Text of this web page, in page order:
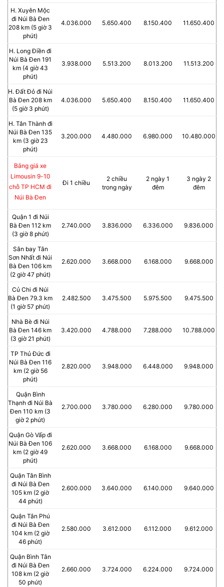
H. Xuyên Mộc
đi Núi Bà Đen
208 km (5 giờ 3
phút)
4.036.000 5.650.400 8.150.400 11.650.400
H. Long Điền đi
Núi Bà Đen 191
km (4 giờ 43
phút)
3.938.000 5.513.200 8.013.200 11.513.200
H. Đất Đỏ đi Núi
Bà Đen 208 km
(5 giờ 3 phút)
4.036.000 5.650.400 8.150.400 11.650.400
H. Tân Thành đi
Núi Bà Đen 135
km (3 giờ 23
phút)
3.200.000 4.480.000 6.980.000 10.480.000
Bảng giá xe
Limousin 9-10
chỗ TP HCM đi
Núi Bà Đen
Đi 1 chiều
2 chiều
trong ngày
2 ngày 1
đêm
3 ngày 2
đêm
Quận 1 đi Núi
Bà Đen 112 km
(3 giờ 8 phút)
2.740.000 3.836.000 6.336.000 9.836.000
Sân bay Tân
Sơn Nhất đi Núi
Bà Đen 106 km
(2 giờ 47 phút)
2.620.000 3.668.000 6.168.000 9.668.000
Củ Chi đi Núi
Bà Đen 79.3 km
(1 giờ 57 phút)
2.482.500 3.475.500 5.975.500 9.475.500
Nhà Bè đi Núi
Bà Đen 146 km
(3 giờ 21 phút)
3.420.000 4.788.000 7.288.000 10.788.000
TP Thủ Đức đi
Núi Bà Đen 116
km (2 giờ 56
phút)
2.820.000 3.948.000 6.448.000 9.948.000
Quận Bình
Thạnh đi Núi Bà
Đen 110 km (3
giờ 2 phút)
2.700.000 3.780.000 6.280.000 9.780.000
Quận Gò Vấp đi
Núi Bà Đen 106
km (2 giờ 49
phút)
2.620.000 3.668.000 6.168.000 9.668.000
Quận Tân Bình
đi Núi Bà Đen
105 km (2 giờ
44 phút)
2.600.000 3.640.000 6.140.000 9.640.000
Quận Tân Phú
đi Núi Bà Đen
104 km (2 giờ
46 phút)
2.580.000 3.612.000 6.112.000 9.612.000
Quận Bình Tân
đi Núi Bà Đen
108 km (2 giờ
50 phút)
2.660.000 3.724.000 6.224.000 9.724.000